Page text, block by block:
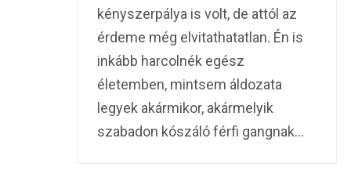
kényszerpálya is volt, de attól az
érdeme még elvitathatatlan. Én is
inkább harcolnék egész
életemben, mintsem áldozata
legyek akármikor, akármelyik
szabadon kószáló férfi gangnak…